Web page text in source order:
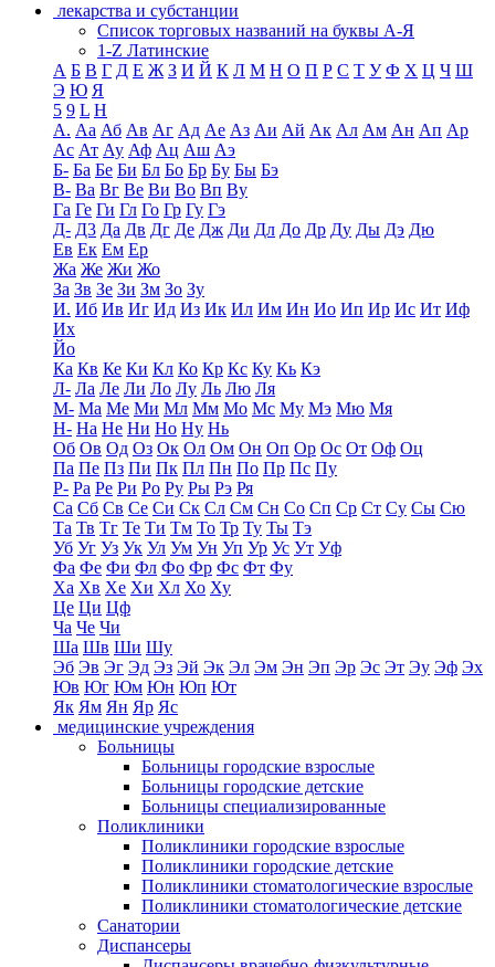
лекарства и субстанции
Список торговых названий на буквы А-Я
1-Z Латинские
А Б В Г Д Е Ж З И Й К Л М Н О П Р С Т У Ф Х Ц Ч Ш
Э Ю Я
5 9 L H
А. Аа Аб Ав Аг Ад Ае Аз Аи Ай Ак Ал Ам Ан Ап Ар
Ас Ат Ау Аф Ац Аш Аэ
Б- Ба Бе Би Бл Бо Бр Бу Бы Бэ
В- Ва Вг Ве Ви Во Вп Ву
Га Ге Ги Гл Го Гр Гу Гэ
Д- Д3 Да Дв Дг Де Дж Ди Дл До Др Ду Ды Дэ Дю
Ев Ек Ем Ер
Жа Же Жи Жо
За Зв Зе Зи Зм Зо Зу
И. Иб Ив Иг Ид Из Ик Ил Им Ин Ио Ип Ир Ис Ит Иф
Их
Йо
Ка Кв Ке Ки Кл Ко Кр Кс Ку Кь Кэ
Л- Ла Ле Ли Ло Лу Ль Лю Ля
М- Ма Ме Ми Мл Мм Мо Мс Му Мэ Мю Мя
Н- На Не Ни Но Ну Нь
Об Ов Од Оз Ок Ол Ом Он Оп Ор Ос От Оф Оц
Па Пе Пз Пи Пк Пл Пн По Пр Пс Пу
Р- Ра Ре Ри Ро Ру Ры Рэ Ря
Са Сб Св Се Си Ск Сл См Сн Со Сп Ср Ст Су Сы Сю
Та Тв Тг Те Ти Тм То Тр Ту Ты Тэ
Уб Уг Уз Ук Ул Ум Ун Уп Ур Ус Ут Уф
Фа Фе Фи Фл Фо Фр Фс Фт Фу
Ха Хв Хе Хи Хл Хо Ху
Це Ци Цф
Ча Че Чи
Ша Шв Ши Шу
Эб Эв Эг Эд Эз Эй Эк Эл Эм Эн Эп Эр Эс Эт Эу Эф Эх
Юв Юг Юм Юн Юп Ют
Як Ям Ян Яр Яс
медицинские учреждения
Больницы
Больницы городские взрослые
Больницы городские детские
Больницы специализированные
Поликлиники
Поликлиники городские взрослые
Поликлиники городские детские
Поликлиники стоматологические взрослые
Поликлиники стоматологические детские
Санатории
Диспансеры